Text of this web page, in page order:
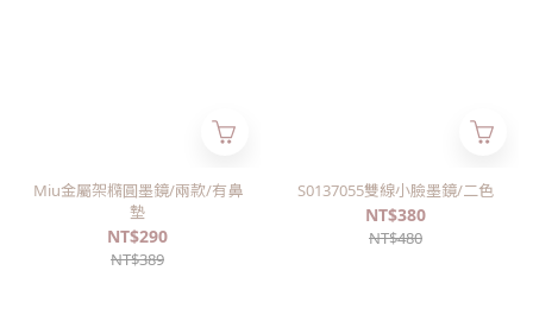
Miu金屬架橢圓墨鏡/兩款/有鼻
墊
NT$290
NT$389
S0137055雙線小臉墨鏡/二色
NT$380
NT$480